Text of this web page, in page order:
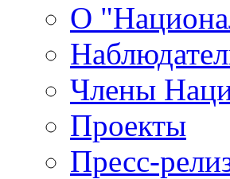
О
Члены
Проекты
Пресс-